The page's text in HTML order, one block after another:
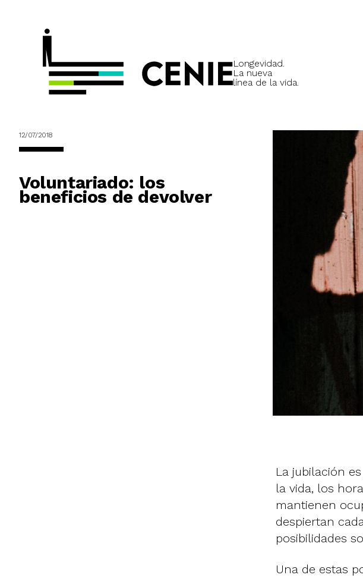
Longevidad.
La nueva
línea de la vida.
12/07/2018
Voluntariado: los
beneficios de devolver
La jubilación
la vida, los
mantienen
despiertan
posibilidades
Una de estas